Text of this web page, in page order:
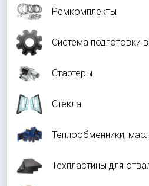
Ремкомплекты
Система подготовки
Стартеры
Стекла
Теплообменники,
Техпластины для